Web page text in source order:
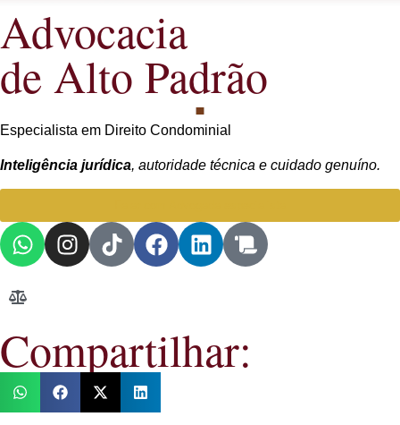
Advocacia
de Alto Padrão
Especialista em Direito Condominial
Inteligência jurídica, autoridade técnica e cuidado genuíno.
Compartilhar: